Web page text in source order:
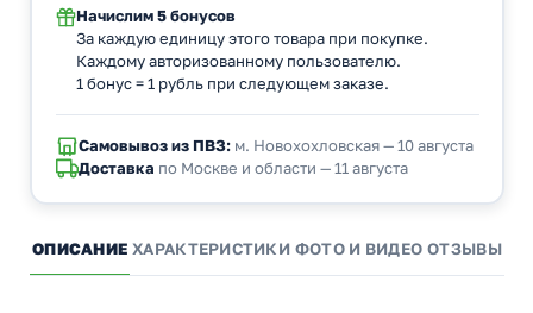
Начислим 5 бонусов
За каждую единицу этого товара при покупке.
Каждому авторизованному пользователю.
1 бонус = 1 рубль при следующем заказе.
Самовывоз из ПВЗ:м. Новохохловская — 10 августа
Доставка по Москве и области — 11 августа
ОПИСАНИЕ ХАРАКТЕРИСТИКИ ФОТО И ВИДЕО ОТЗЫВЫ